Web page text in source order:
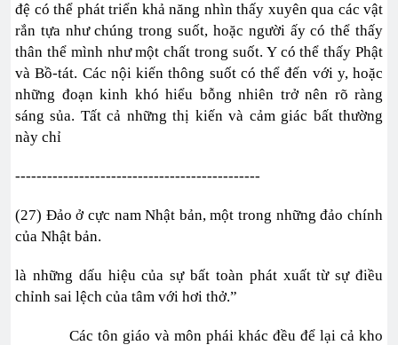
đệ có thể phát triển khả năng nhìn thấy xuyên qua các vật
rắn tựa như chúng trong suốt, hoặc người ấy có thể thấy
thân thể mình như một chất trong suốt. Y có thể thấy Phật
và Bồ-tát. Các nội kiến thông suốt có thể đến với y, hoặc
những đoạn kinh khó hiểu bỗng nhiên trở nên rõ ràng
sáng sủa. Tất cả những thị kiến và cảm giác bất thường
này chỉ
----------------------------------------------
(27) Đảo ở cực nam Nhật bản, một trong những đảo chính
của Nhật bản.
là những dấu hiệu của sự bất toàn phát xuất từ sự điều
chỉnh sai lệch của tâm với hơi thở.”
Các tôn giáo và môn phái khác đều để lại cả kho